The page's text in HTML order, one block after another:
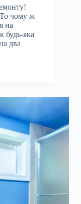
То чому ж
на
будь-яка
два